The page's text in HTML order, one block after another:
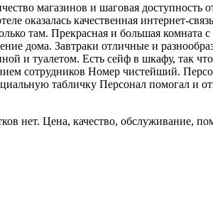
магазинов и шаговая
оказалась качественная интернет-
там. Прекрасная и большая
дома. Завтраки отличные и
и туалетом. Есть сейф в шкафу, так
сотрудников Номер чистейший.
табличку Персонал помогал и
нет. Цена, качество, обслуживание,